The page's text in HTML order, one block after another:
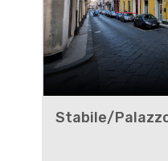
Stabile/